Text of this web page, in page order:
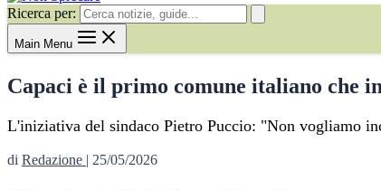
Ricerca per:
Main Menu
Capaci è il primo comune italiano che
L'iniziativa del sindaco Pietro Puccio: "Non vogliamo
di Redazione | 25/05/2026